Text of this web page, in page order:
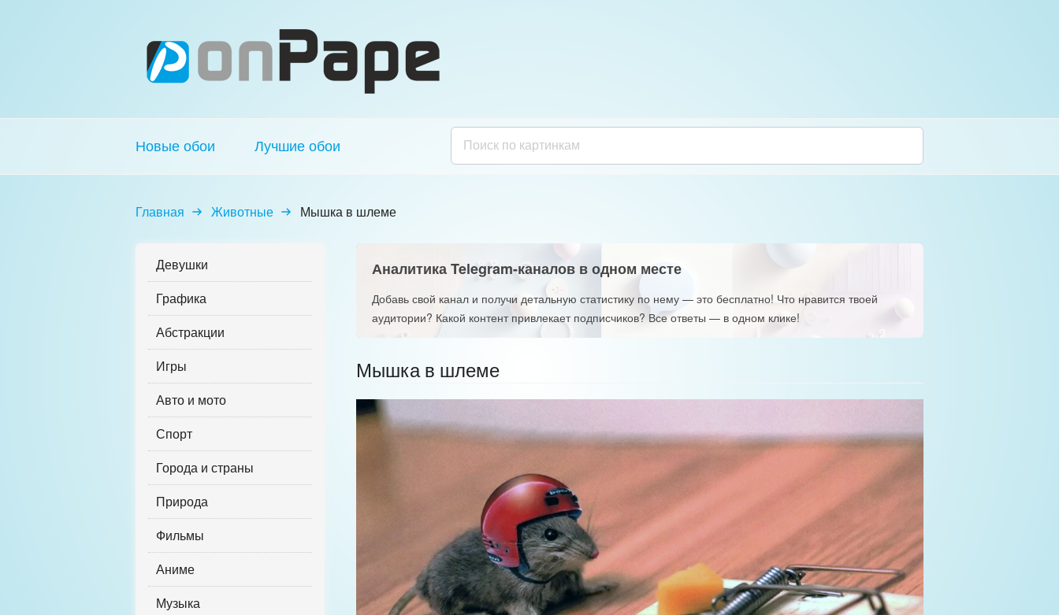
Новые обои Лучшие обои
Главная Животные Мышка в шлеме
Девушки
Графика
Абстракции
Игры
Авто и мото
Спорт
Города и страны
Природа
Фильмы
Аниме
Музыка
Аналитика Telegram-каналов в одном месте
Добавь свой канал и получи детальную статистику по нему — это бесплатно! Что нравится твоей
аудитории? Какой контент привлекает подписчиков? Все ответы — в одном клике!
Мышка в шлеме